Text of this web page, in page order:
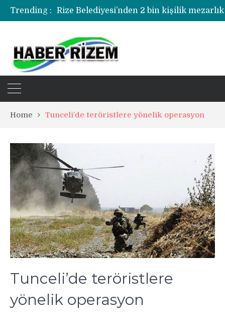
Trending :
Rize Belediyesi’nden 2 bin kişilik
Rize’de uyuşturucu operasyonunda 1
Home Tunceli’de teröristlere yönelik operasyon
Tunceli’de teröristlere
yönelik operasyon